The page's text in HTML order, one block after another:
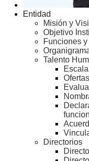
Entidad
Misión y
Objetivo
Funciones
Talento
Directorios